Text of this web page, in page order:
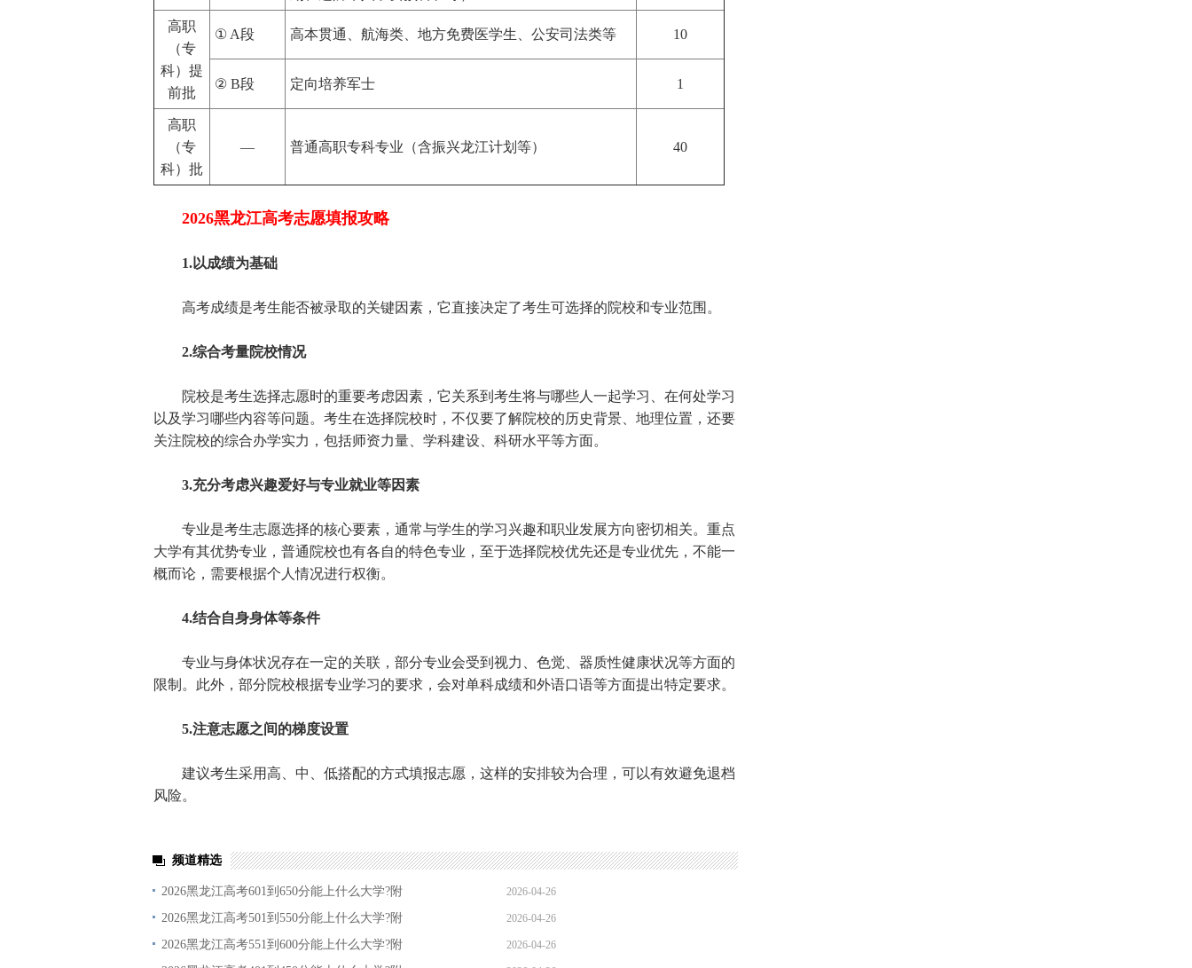
高职
（专
科）提
前批
① A段 高本贯通、航海类、地方免费医学生、公安司法类等 10
② B段 定向培养军士 1
高职
（专
科）批
— 普通高职专科专业（含振兴龙江计划等） 40
2026黑龙江高考志愿填报攻略
1.以成绩为基础
高考成绩是考生能否被录取的关键因素，它直接决定了考生可选择的院校和专业范围。
2.综合考量院校情况
院校是考生选择志愿时的重要考虑因素，它关系到考生将与哪些人一起学习、在何处学习
以及学习哪些内容等问题。考生在选择院校时，不仅要了解院校的历史背景、地理位置，还要
关注院校的综合办学实力，包括师资力量、学科建设、科研水平等方面。
3.充分考虑兴趣爱好与专业就业等因素
专业是考生志愿选择的核心要素，通常与学生的学习兴趣和职业发展方向密切相关。重点
大学有其优势专业，普通院校也有各自的特色专业，至于选择院校优先还是专业优先，不能一
概而论，需要根据个人情况进行权衡。
4.结合自身身体等条件
专业与身体状况存在一定的关联，部分专业会受到视力、色觉、器质性健康状况等方面的
限制。此外，部分院校根据专业学习的要求，会对单科成绩和外语口语等方面提出特定要求。
5.注意志愿之间的梯度设置
建议考生采用高、中、低搭配的方式填报志愿，这样的安排较为合理，可以有效避免退档
风险。
频道精选
2026黑龙江高考601到650分能上什么大学?附 2026-04-26
22:16:59
2026黑龙江高考501到550分能上什么大学?附 2026-04-26
10:00:14
2026黑龙江高考551到600分能上什么大学?附 2026-04-26